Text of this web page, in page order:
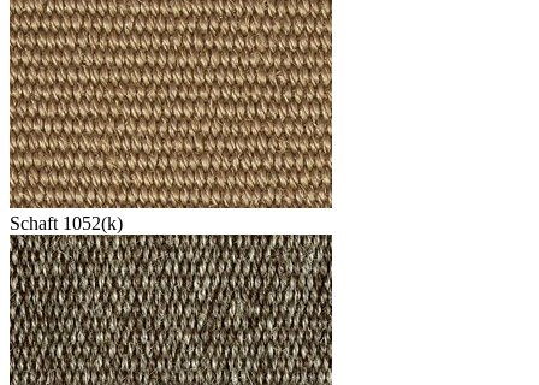
Schaft 1052(k)